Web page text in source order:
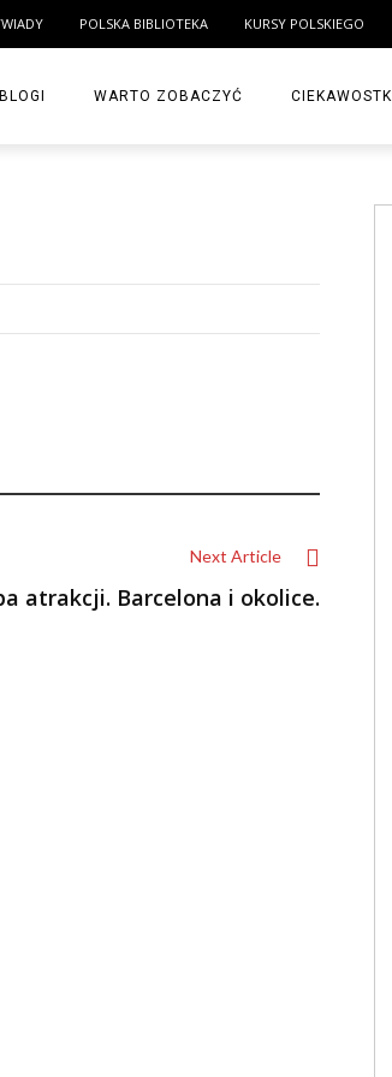
POLSKA BIBLIOTEKA KURSY POLSKIEGO
BLOGI WARTO ZOBACZYĆ CIEKAWOSTKI
Next Article
atrakcji. Barcelona i okolice.